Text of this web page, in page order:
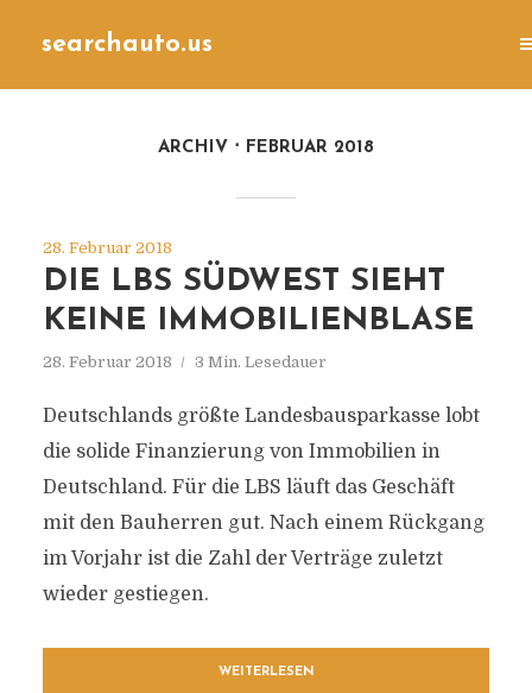
searchauto.us
ARCHIV FEBRUAR 2018
28. Februar 2018
DIE LBS SÜDWEST SIEHT
KEINE IMMOBILIENBLASE
28. Februar 2018 3 Min. Lesedauer
Deutschlands größte Landesbausparkasse lobt
die solide Finanzierung von Immobilien in
Deutschland. Für die LBS läuft das Geschäft
mit den Bauherren gut. Nach einem Rückgang
im Vorjahr ist die Zahl der Verträge zuletzt
wieder gestiegen.
WEITERLESEN